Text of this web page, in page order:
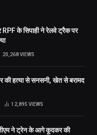
RPF के सिपाही ने रेलवे ट्रैक पर
20,268VIEWS
की हत्या से सनसनी, खेत से बरामद
12,895 VIEWS
ने ट्रेन के आगे कूदकर की